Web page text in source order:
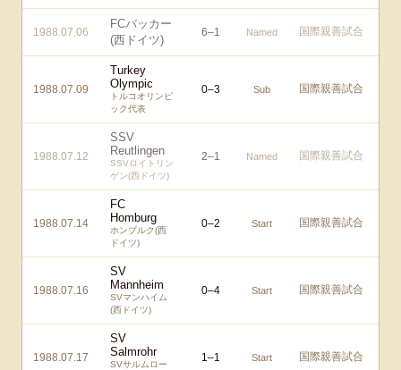
1988.07.06
FCバッカー
(西ドイツ)
6–1 Named 国際親善試合
1988.07.09
Turkey
Olympic
トルコオリンピ
ック代表
0–3 Sub 国際親善試合
1988.07.12
SSV
Reutlingen
SSVロイトリン
ゲン(西ドイツ)
2–1 Named 国際親善試合
1988.07.14
FC
Homburg
ホンブルク(西
ドイツ)
0–2 Start 国際親善試合
1988.07.16
SV
Mannheim
SVマンハイム
(西ドイツ)
0–4 Start 国際親善試合
1988.07.17
SV
Salmrohr
SVサルムロー
1–1 Start 国際親善試合